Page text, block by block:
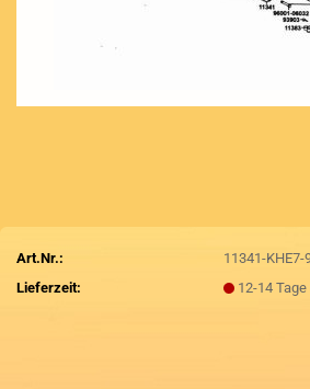
Art.Nr.:
11341-KHE7-
Lieferzeit:
12-14 Tage